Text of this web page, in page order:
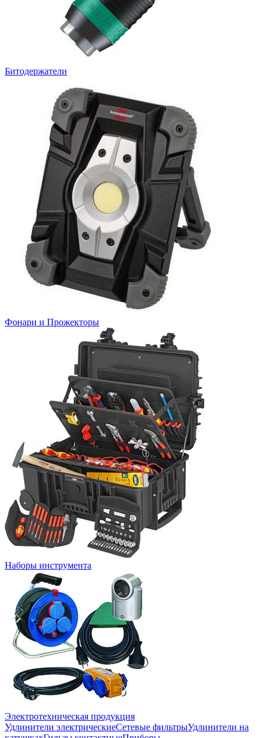
Битодержатели
Фонари и Прожекторы
Наборы инструмента
Электротехническая продукция
Удлинители электрическиеСетевые фильтрыУдлинители на